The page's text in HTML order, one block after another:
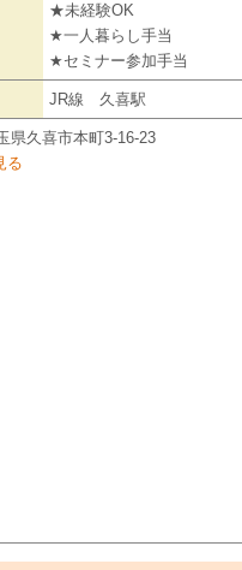
★未経験OK
★一人暮らし手当
★セミナー参加手当
JR線 久喜駅
県久喜市本町3-16-23
る